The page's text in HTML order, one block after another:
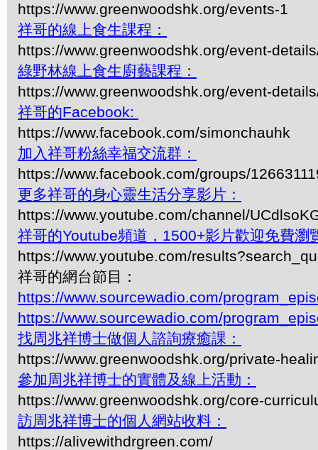
https://www.greenwoodshk.org/events-1
祥哥的線上食生課程：
https://www.greenwoodshk.org/event-
綠野林線上食生廚藝課程：
https://www.greenwoodshk.org/event-
祥哥的Facebook:
https://www.facebook.com/simonchauhk
加入祥哥粉絲幸福交流群：
https://www.facebook.com/groups/
更多祥哥的身心靈生活分享影片：
https://www.youtube.com/channel/
祥哥的Youtube頻道，1500+影片歡迎免費瀏
https://www.youtube.com/
祥哥的網台節目：
https://www.sourcewadio.com/
https://www.sourcewadio.com/
找周兆祥博士做個人諮詢療癒課：
https://www.greenwoodshk.org/private-
參加周兆祥博士的實體及線上活動：
https://www.greenwoodshk.org/core-
訪周兆祥博士的個人網站收料：
https://alivewithdrgreen.com/